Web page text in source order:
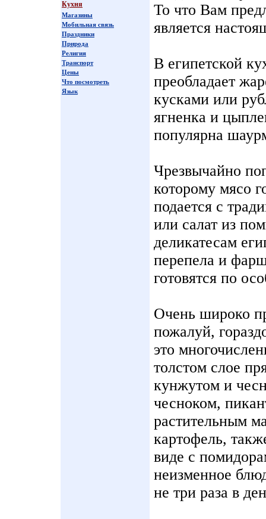
Кухня
Магазины
Мобильная связь
Праздники
Природа
Религия
Транспорт
Цены
Что посмотреть
Язык
То что Вам
является
В египетской
преобладает
кусками или
ягненка и
популярна
Чрезвычайно
которому мясо
подается с
или салат из
деликатесам
перепела и
готовятся по
Очень широко
пожалуй,
это
толстом слое
кунжутом и
чесноком,
растительным
картофель,
виде с
неизменное
не три раза в